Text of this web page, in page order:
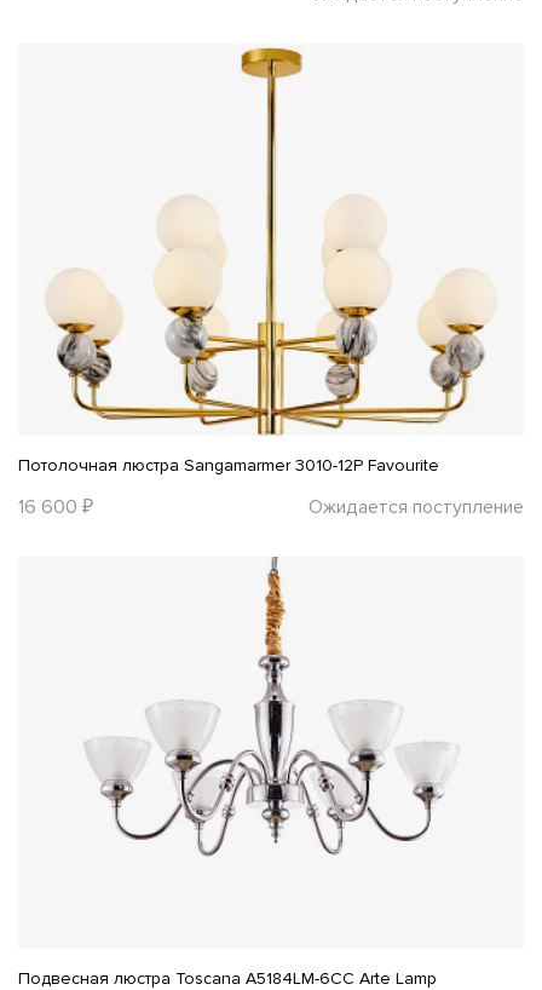
Потолочная люстра Sangamarmer 3010-12P Favourite
16 600 ₽ Ожидается поступление
Подвесная люстра Toscana A5184LM-6CC Arte Lamp